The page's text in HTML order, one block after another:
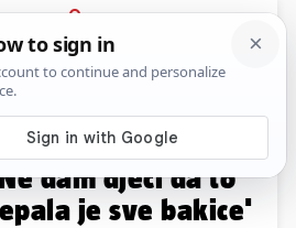
PRIJAVA
Show Komentari
VAMA?
irske pjesme:
dam djeci da to
je sve bakice'